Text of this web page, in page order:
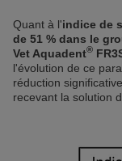
Quant à l'indice de
de 51 % dans le
Vet Aquadent®
l'évolution de ce
réduction
recevant la solution